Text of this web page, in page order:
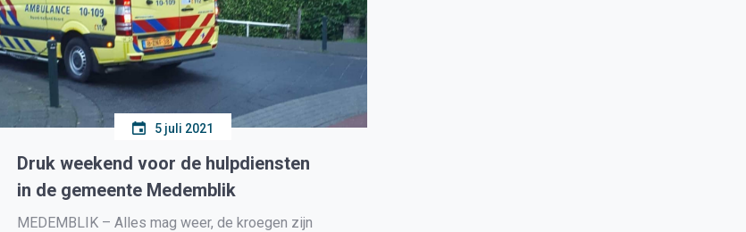
5 juli 2021
Druk weekend voor de hulpdiensten
in de gemeente Medemblik
MEDEMBLIK – Alles mag weer, de kroegen zijn